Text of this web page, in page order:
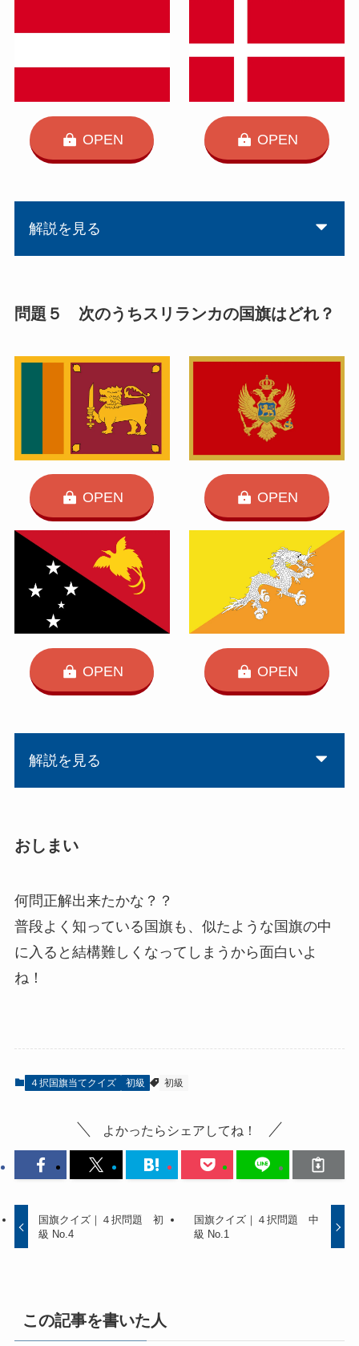
OPEN OPEN
解説を見る
問題５ 次のうちスリランカの国旗はどれ？
OPEN OPEN
OPEN OPEN
解説を見る
おしまい
何問正解出来たかな？？
普段よく知っている国旗も、似たような国旗の中
に入ると結構難しくなってしまうから面白いよ
ね！
４択国旗当てクイズ 初級 初級
よかったらシェアしてね！
国旗クイズ｜４択問題 初
級 No.4
国旗クイズ｜４択問題 中
級 No.1
この記事を書いた人